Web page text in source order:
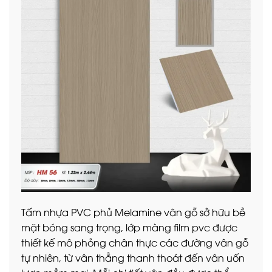
Tấm nhựa PVC phủ Melamine vân gỗ sở hữu bề
mặt bóng sang trọng, lớp màng film pvc được
thiết kế mô phỏng chân thực các đường vân gỗ
tự nhiên, từ vân thẳng thanh thoát đến vân uốn